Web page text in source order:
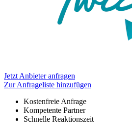
Jetzt Anbieter anfragen
Zur Anfrageliste hinzufügen
Kostenfreie Anfrage
Kompetente Partner
Schnelle Reaktionszeit